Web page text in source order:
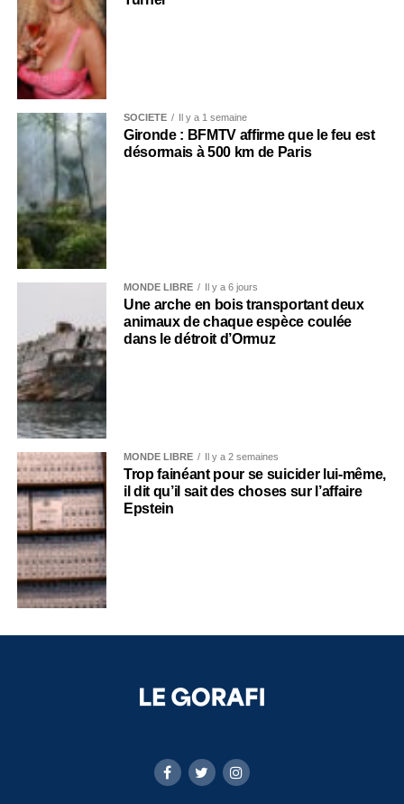
SOCIÉTÉ Il y a 1 semaine
Gironde : BFMTV affirme que le feu est
désormais à 500 km de Paris
MONDE LIBRE Il y a 6 jours
Une arche en bois transportant deux
animaux de chaque espèce coulée
dans le détroit d’Ormuz
MONDE LIBRE Il y a 2 semaines
Trop fainéant pour se suicider lui-même,
il dit qu’il sait des choses sur l’affaire
Epstein